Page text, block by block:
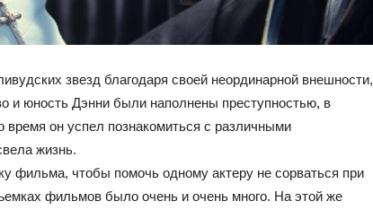
звезд благодаря своей неординарной внешности,
и юность Дэнни были наполнены преступностью, в
он успел познакомиться с различными
жизнь.
фильма, чтобы помочь одному актеру не сорваться при
фильмов было очень и очень много. На этой же